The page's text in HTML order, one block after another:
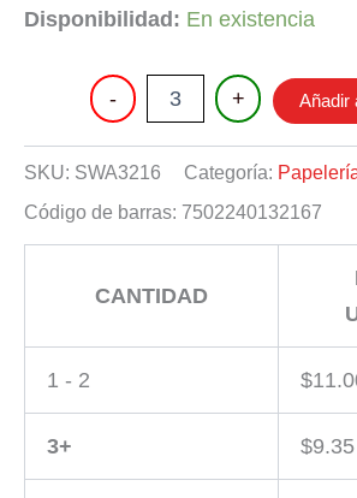
Disponibilidad: En existencia
-
HIDROGEL
320
+ Añadir
SKU: SWA3216 Categoría:
Código de barras: 7502240132167
CANTIDAD
1 - 2 $
3+ $9.35